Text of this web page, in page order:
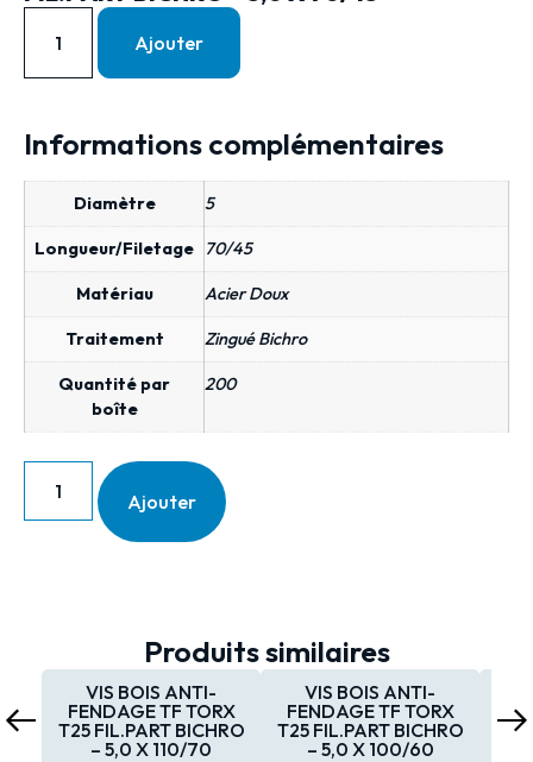
Ajouter
Informations complémentaires
Diamètre 5
Longueur/Filetage 70/45
Matériau Acier Doux
Traitement Zingué Bichro
Quantité par
boîte
200
Ajouter
Produits similaires
VIS BOIS ANTI-
FENDAGE TF TORX
T25 FIL.PART BICHRO
– 5,0 X 110/70
VIS BOIS ANTI-
FENDAGE TF TORX
T25 FIL.PART BICHRO
– 5,0 X 100/60
T25